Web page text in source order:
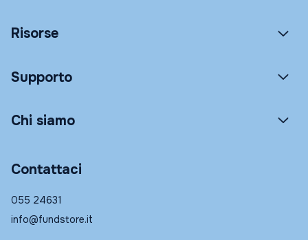
Risorse
Supporto
Chi siamo
Contattaci
055 24631
info@fundstore.it